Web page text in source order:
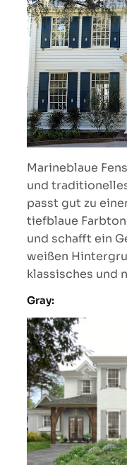
Marineblaue
und
passt gut zu
tiefblaue
und schafft ein
weißen
klassisches und
Gray: